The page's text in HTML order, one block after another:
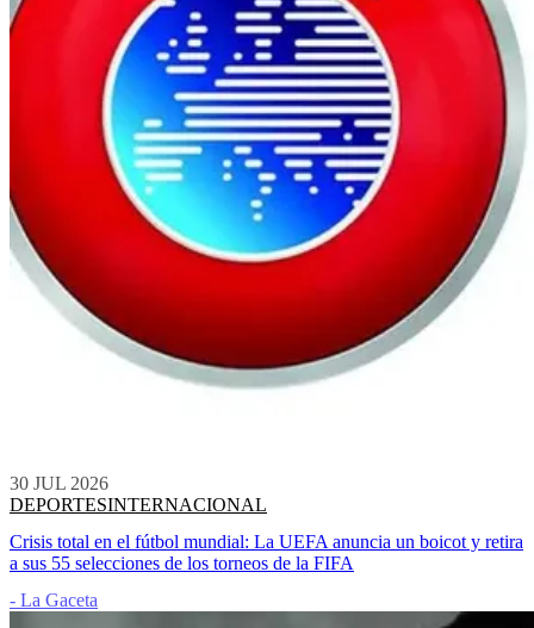
30 JUL 2026
DEPORTESINTERNACIONAL
Crisis total en el fútbol mundial: La UEFA anuncia un boicot y retira
a sus 55 selecciones de los torneos de la FIFA
- La Gaceta